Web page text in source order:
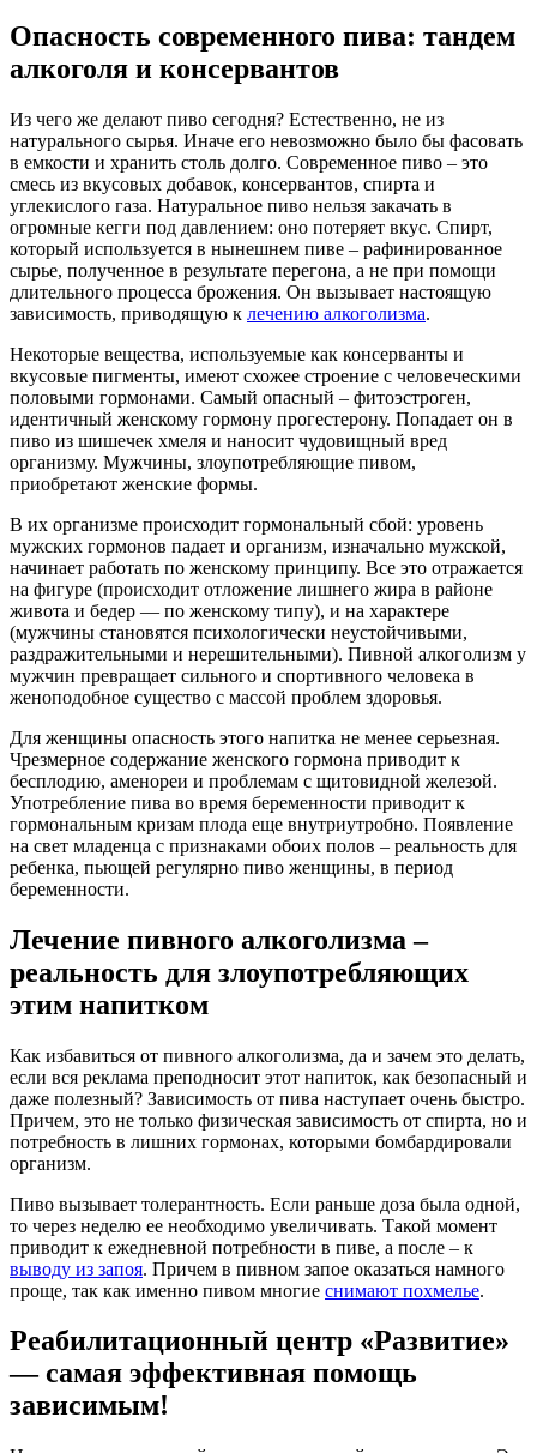
Опасность современного пива: тандем
алкоголя и консервантов
Из чего же делают пиво сегодня? Естественно, не из
натурального сырья. Иначе его невозможно было бы фасовать
в емкости и хранить столь долго. Современное пиво – это
смесь из вкусовых добавок, консервантов, спирта и
углекислого газа. Натуральное пиво нельзя закачать в
огромные кегги под давлением: оно потеряет вкус. Спирт,
который используется в нынешнем пиве – рафинированное
сырье, полученное в результате перегона, а не при помощи
длительного процесса брожения. Он вызывает настоящую
зависимость, приводящую к лечению алкоголизма.
Некоторые вещества, используемые как консерванты и
вкусовые пигменты, имеют схожее строение с человеческими
половыми гормонами. Самый опасный – фитоэстроген,
идентичный женскому гормону прогестерону. Попадает он в
пиво из шишечек хмеля и наносит чудовищный вред
организму. Мужчины, злоупотребляющие пивом,
приобретают женские формы.
В их организме происходит гормональный сбой: уровень
мужских гормонов падает и организм, изначально мужской,
начинает работать по женскому принципу. Все это отражается
на фигуре (происходит отложение лишнего жира в районе
живота и бедер — по женскому типу), и на характере
(мужчины становятся психологически неустойчивыми,
раздражительными и нерешительными). Пивной алкоголизм у
мужчин превращает сильного и спортивного человека в
женоподобное существо с массой проблем здоровья.
Для женщины опасность этого напитка не менее серьезная.
Чрезмерное содержание женского гормона приводит к
бесплодию, аменореи и проблемам с щитовидной железой.
Употребление пива во время беременности приводит к
гормональным кризам плода еще внутриутробно. Появление
на свет младенца с признаками обоих полов – реальность для
ребенка, пьющей регулярно пиво женщины, в период
беременности.
Лечение пивного алкоголизма –
реальность для злоупотребляющих
этим напитком
Как избавиться от пивного алкоголизма, да и зачем это делать,
если вся реклама преподносит этот напиток, как безопасный и
даже полезный? Зависимость от пива наступает очень быстро.
Причем, это не только физическая зависимость от спирта, но и
потребность в лишних гормонах, которыми бомбардировали
организм.
Пиво вызывает толерантность. Если раньше доза была одной,
то через неделю ее необходимо увеличивать. Такой момент
приводит к ежедневной потребности в пиве, а после – к
выводу из запоя. Причем в пивном запое оказаться намного
проще, так как именно пивом многие снимают похмелье.
Реабилитационный центр «Развитие»
— самая эффективная помощь
зависимым!